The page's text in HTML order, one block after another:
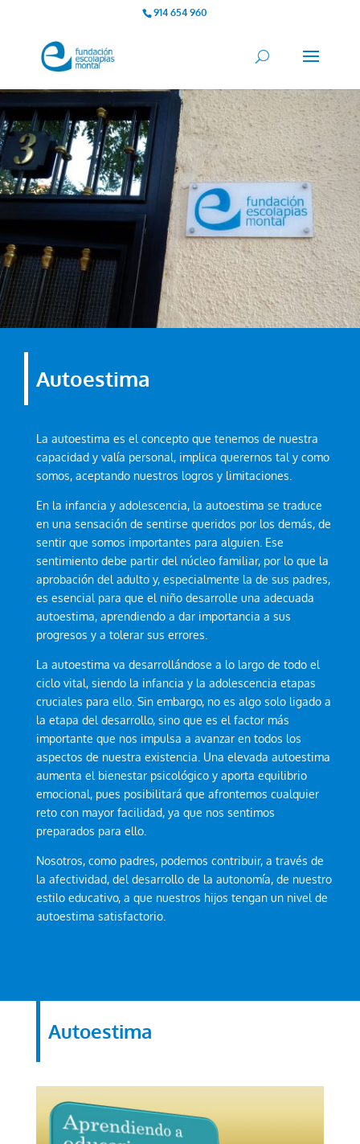
914 654 960
Autoestima
La autoestima es el concepto que tenemos de nuestra
capacidad y valía personal, implica querernos tal y como
somos, aceptando nuestros logros y limitaciones.
En la infancia y adolescencia, la autoestima se traduce
en una sensación de sentirse queridos por los demás, de
sentir que somos importantes para alguien. Ese
sentimiento debe partir del núcleo familiar, por lo que la
aprobación del adulto y, especialmente la de sus padres,
es esencial para que el niño desarrolle una adecuada
autoestima, aprendiendo a dar importancia a sus
progresos y a tolerar sus errores.
La autoestima va desarrollándose a lo largo de todo el
ciclo vital, siendo la infancia y la adolescencia etapas
cruciales para ello. Sin embargo, no es algo solo ligado a
la etapa del desarrollo, sino que es el factor más
importante que nos impulsa a avanzar en todos los
aspectos de nuestra existencia. Una elevada autoestima
aumenta el bienestar psicológico y aporta equilibrio
emocional, pues posibilitará que afrontemos cualquier
reto con mayor facilidad, ya que nos sentimos
preparados para ello.
Nosotros, como padres, podemos contribuir, a través de
la afectividad, del desarrollo de la autonomía, de nuestro
estilo educativo, a que nuestros hijos tengan un nivel de
autoestima satisfactorio.
Autoestima